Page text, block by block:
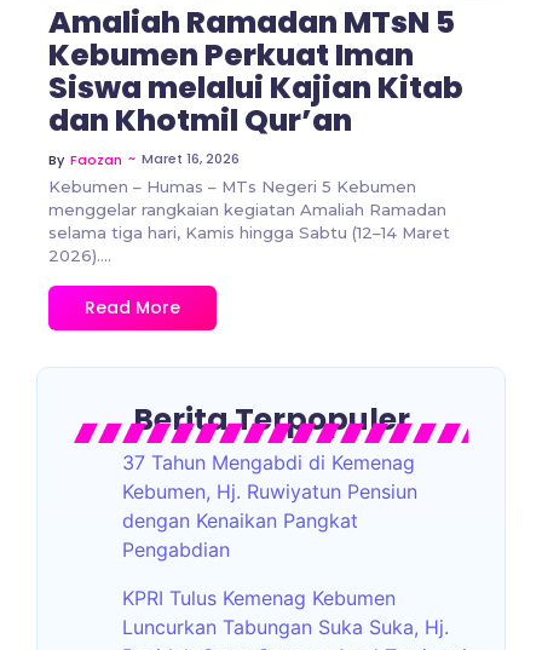
Amaliah Ramadan MTsN 5
Kebumen Perkuat Iman
Siswa melalui Kajian Kitab
dan Khotmil Qur’an
By Faozan ~ Maret 16, 2026
Kebumen – Humas – MTs Negeri 5 Kebumen
menggelar rangkaian kegiatan Amaliah Ramadan
selama tiga hari, Kamis hingga Sabtu (12–14 Maret
2026)....
Read More
Berita Terpopuler
37 Tahun Mengabdi di Kemenag
Kebumen, Hj. Ruwiyatun Pensiun
dengan Kenaikan Pangkat
Pengabdian
KPRI Tulus Kemenag Kebumen
Luncurkan Tabungan Suka Suka, Hj.